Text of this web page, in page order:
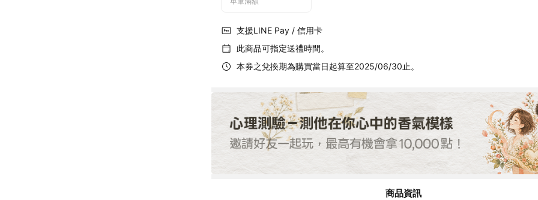
支援LINE Pay / 信用卡
此商品可指定送禮時間。
本券之兌換期為購買當日起算至2025/06/30止。
商品資訊